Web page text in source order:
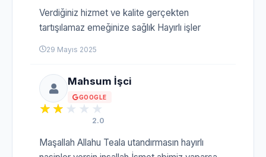
Verdiğiniz hizmet ve kalite gerçekten
tartışılamaz emeğinize sağlık Hayırlı işler
29 Mayıs 2025
Mahsum İşci
GOOGLE
2.0
Maşallah Allahu Teala utandırmasın hayırlı